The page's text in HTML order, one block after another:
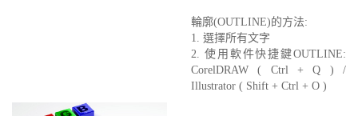
輪廓(OUTLINE)的方法:
1. 選擇所有文字
2. 使用軟件快捷鍵OUTLINE:
CorelDRAW ( Ctrl + Q ) /
Illustrator ( Shift + Ctrl + O )